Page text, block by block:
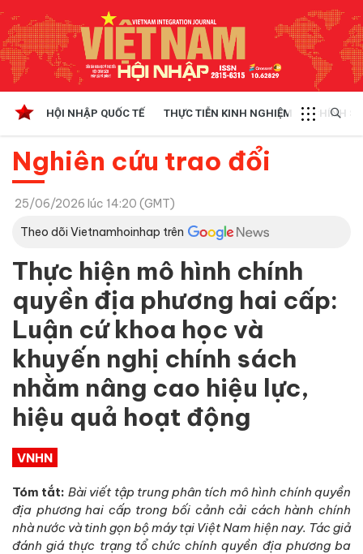
HỘI NHẬP QUỐC TẾ THỰC TIỄN KINH NGHIỆM CHÍNH
Nghiên cứu trao đổi
25/06/2026 lúc 14:20 (GMT)
Theo dõi Vietnamhoinhap trên
Thực hiện mô hình chính
quyền địa phương hai cấp:
Luận cứ khoa học và
khuyến nghị chính sách
nhằm nâng cao hiệu lực,
hiệu quả hoạt động
VNHN
Tóm tắt: Bài viết tập trung phân tích mô hình chính quyền
địa phương hai cấp trong bối cảnh cải cách hành chính
nhà nước và tinh gọn bộ máy tại Việt Nam hiện nay. Tác giả
đánh giá thực trạng tổ chức chính quyền địa phương ba